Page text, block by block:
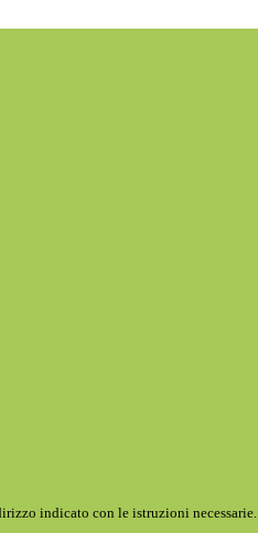
indicato con le istruzioni necessarie.